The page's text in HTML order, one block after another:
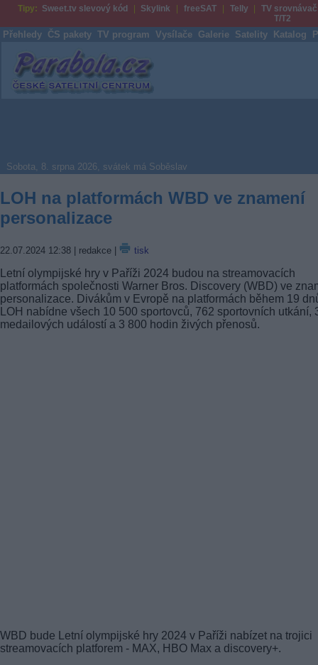
Tipy: Sweet.tv slevový kód Skylink freeSAT Telly
TV srovnávač
T/T2
Přehledy ČS pakety TV program Vysílače Galerie Satelity Katalog
Parabola.cz
Sobota, 8. srpna 2026, svátek má Soběslav
LOH na platformách WBD ve znamení
personalizace
22.07.2024 12:38 | redakce | tisk
Letní olympijské hry v Paříži 2024 budou na streamovacích
platformách společnosti Warner Bros. Discovery (WBD) ve
personalizace. Divákům v Evropě na platformách během 19
LOH nabídne všech 10 500 sportovců, 762 sportovních utkání,
medailových událostí a 3 800 hodin živých přenosů.
WBD bude Letní olympijské hry 2024 v Paříži nabízet na trojici
streamovacích platforem - MAX, HBO Max a discovery+.